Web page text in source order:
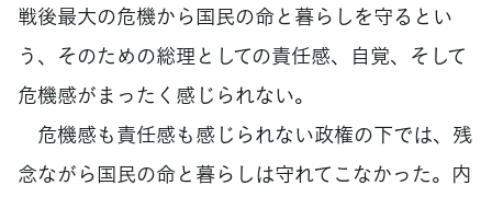
戦後最大の危機から国民の命と暮らしを守るとい
う、そのための総理としての責任感、自覚、そして
危機感がまったく感じられない。
危機感も責任感も感じられない政権の下では、残
念ながら国民の命と暮らしは守れてこなかった。内